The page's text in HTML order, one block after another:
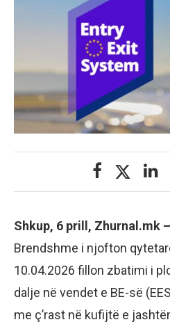
Shkup, 6 prill, Zhurnal.mk –
Brendshme i njofton
10.04.2026 fillon zbatimi i
dalje në vendet e BE-së
me ç’rast në kufijtë e